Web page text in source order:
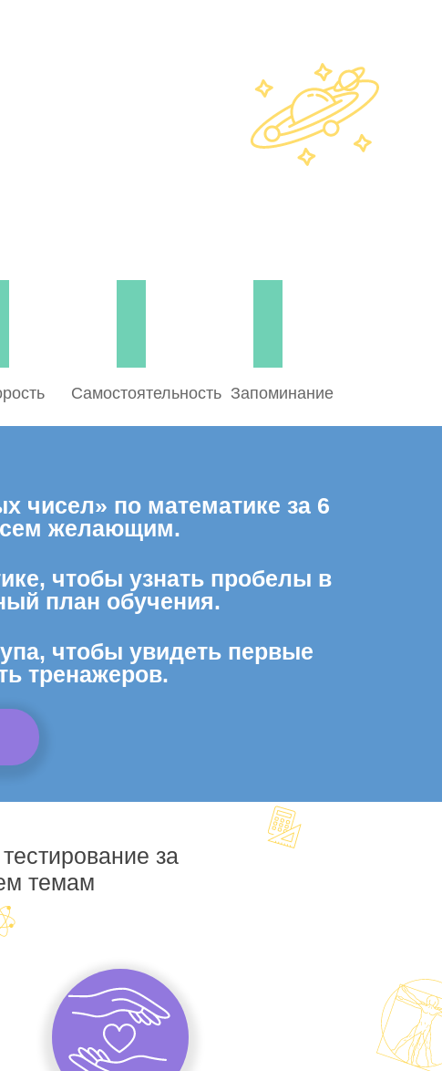
Самостоятельность Запоминание
чисел» по математике за 6
желающим.
чтобы узнать пробелы в
план обучения.
чтобы увидеть первые
тренажеров.
за
темам